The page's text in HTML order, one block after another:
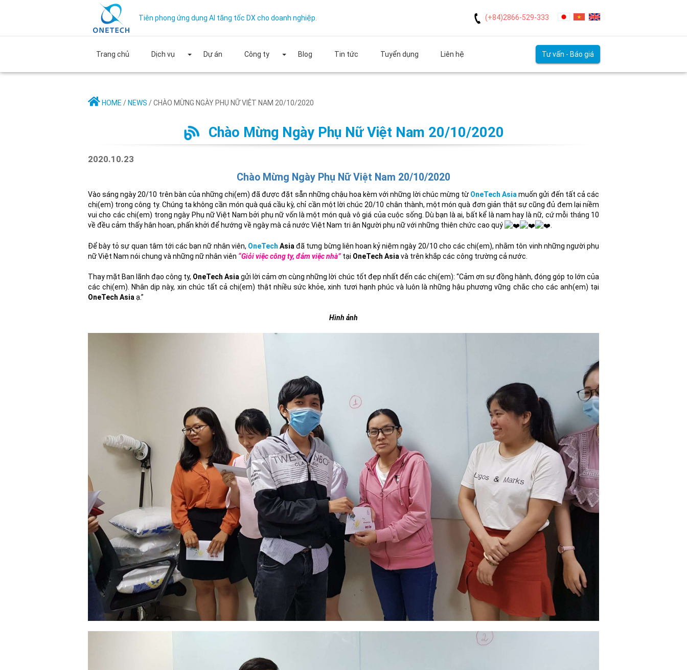
Tiên phong ứng dụng AI tăng tốc DX cho doanh nghiệp. (+84)2866-529-333
Trang chủ Dịch vụ Dự án Công ty Blog Tin tức Tuyển dụng Liên hệ Tư vấn - Báo giá
HOME / NEWS / CHÀO MỪNG NGÀY PHỤ NỮ VIỆT NAM 20/10/2020
Chào Mừng Ngày Phụ Nữ Việt Nam 20/10/2020
2020.10.23
Chào Mừng Ngày Phụ Nữ Việt Nam 20/10/2020
Vào sáng ngày 20/10 trên bàn của những chị(em) đã được đặt sẵn những chậu hoa kèm với những lời chúc mừng từ OneTech Asia muốn gửi đến tất cả các
chị(em) trong công ty. Chúng ta không cần món quà quá cầu kỳ, chỉ cần một lời chúc 20/10 chân thành, một món quà đơn giản thật sự cũng đủ đem lại niềm
vui cho các chị(em) trong ngày Phụ nữ Việt Nam bởi phụ nữ vốn là một món quà vô giá của cuộc sống. Dù bạn là ai, bất kể là nam hay là nữ, cứ mỗi tháng 10
về đều cảm thấy hân hoan, phấn khởi để hướng về ngày mà cả nước Việt Nam tri ân Người phụ nữ với những thiên chức cao quý
Để bày tỏ sự quan tâm tới các bạn nữ nhân viên, OneTech Asiađã tưng bừng liên hoan kỷ niệm ngày 20/10 cho các chị(em), nhằm tôn vinh những người phụ
nữ Việt Nam nói chung và những nữ nhân viên “Giỏi việc công ty, đảm việc nhà” tại OneTech Asiavà trên khắp các công trường cả nước.
Thay mặt Ban lãnh đạo công ty, OneTech Asiagửi lời cảm ơn cùng những lời chúc tốt đẹp nhất đến các chị(em): “Cảm ơn sự đồng hành, đóng góp to lớn của
các chị(em). Nhân dịp này, xin chúc tất cả chị(em) thật nhiều sức khỏe, xinh tươi hạnh phúc và luôn là những hậu phương vững chắc cho các anh(em) tại
OneTech Asiaạ.”
Hình ảnh